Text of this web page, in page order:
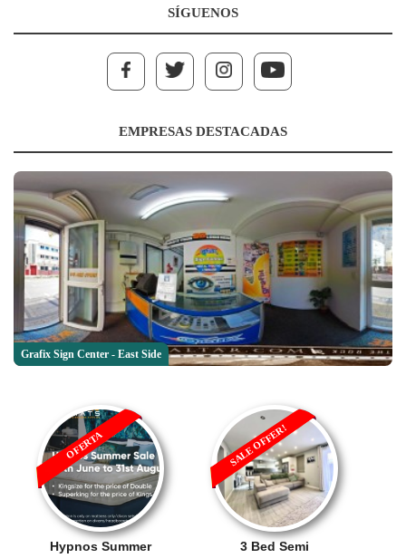
SÍGUENOS
EMPRESAS DESTACADAS
Grafix Sign Center - East Side
Hypnos Summer
OFERTA
3 Bed Semi
SALE OFFER!